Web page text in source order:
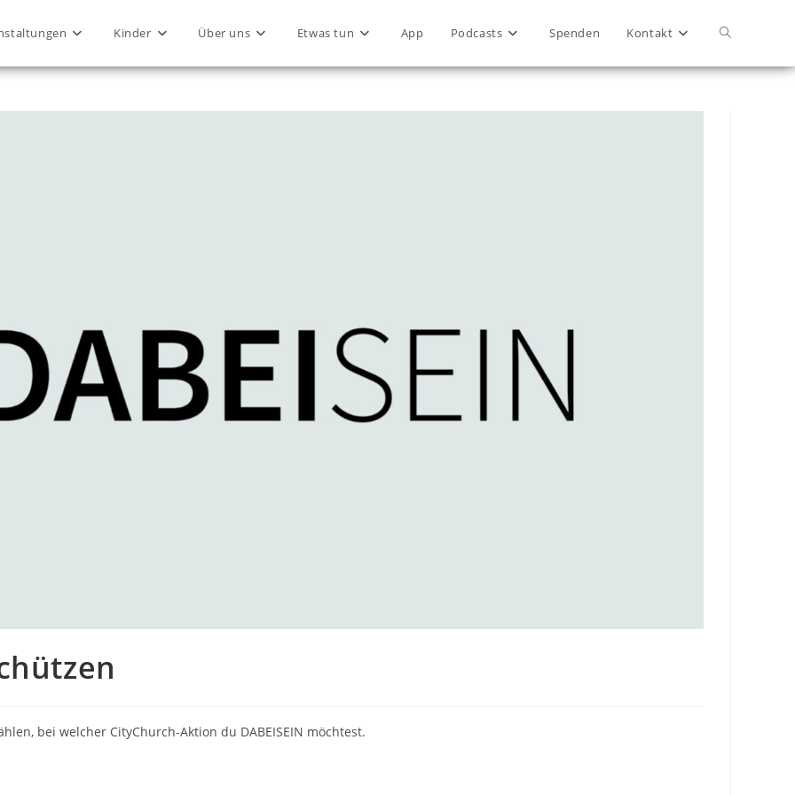
Kinder Über uns Etwas tun App Podcasts Spenden Kontakt
bei welcher CityChurch-Aktion du DABEISEIN möchtest.